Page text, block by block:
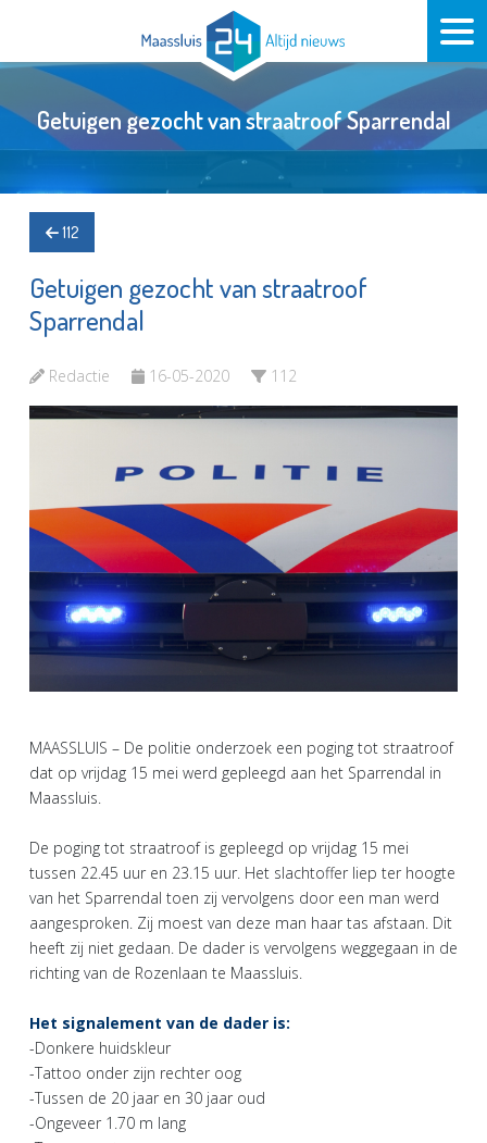
Getuigen gezocht van straatroof Sparrendal
112
Getuigen gezocht van straatroof
Sparrendal
Redactie 16-05-2020 112
MAASSLUIS – De politie onderzoek een poging tot straatroof
dat op vrijdag 15 mei werd gepleegd aan het Sparrendal in
Maassluis.
De poging tot straatroof is gepleegd op vrijdag 15 mei
tussen 22.45 uur en 23.15 uur. Het slachtoffer liep ter hoogte
van het Sparrendal toen zij vervolgens door een man werd
aangesproken. Zij moest van deze man haar tas afstaan. Dit
heeft zij niet gedaan. De dader is vervolgens weggegaan in de
richting van de Rozenlaan te Maassluis.
Het signalement van de dader is:
-Donkere huidskleur
-Tattoo onder zijn rechter oog
-Tussen de 20 jaar en 30 jaar oud
-Ongeveer 1.70 m lang